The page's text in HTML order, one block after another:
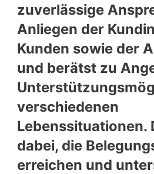
zuverlässige
Anliegen der
Kunden sowie der
und berätst zu
verschiedenen
Lebenssituationen.
dabei, die
erreichen und